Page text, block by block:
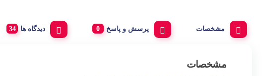
مشخصات پرسش و پاسخ دیدگاه ها
مشخصات